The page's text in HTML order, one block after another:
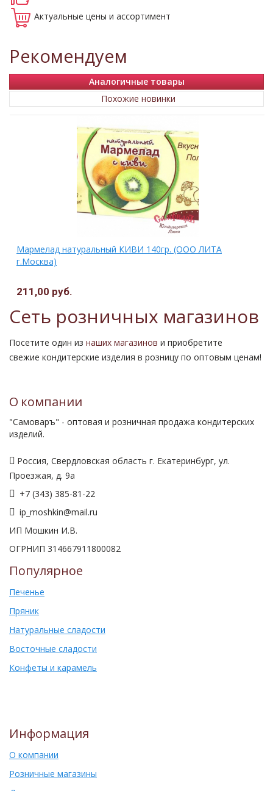
Актуальные цены и ассортимент
Рекомендуем
Аналогичные товары
Похожие новинки
Мармелад натуральный КИВИ 140гр. (ООО ЛИТА
г.Москва)
211,00 руб.
Сеть розничных магазинов
Посетите один из наших магазинов и приобретите
свежие кондитерские изделия в розницу по оптовым ценам!
О компании
"Самоваръ" - оптовая и розничная продажа кондитерских
изделий.
Россия, Свердловская область г. Екатеринбург, ул.
Проезжая, д. 9а
+7 (343) 385-81-22
ip_moshkin@mail.ru
ИП Мошкин И.В.
ОГРНИП 314667911800082
Популярное
Печенье
Пряник
Натуральные сладости
Восточные сладости
Конфеты и карамель
Информация
О компании
Розничные магазины